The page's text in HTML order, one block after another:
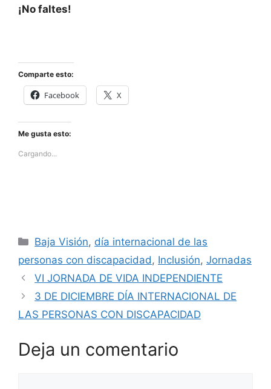
¡No faltes!
Comparte esto:
Facebook X
Me gusta esto:
Cargando...
Categorías
Baja Visión, día internacional de las
personas con discapacidad, Inclusión, Jornadas
VI JORNADA DE VIDA INDEPENDIENTE
3 DE DICIEMBRE DÍA INTERNACIONAL DE
LAS PERSONAS CON DISCAPACIDAD
Deja un comentario